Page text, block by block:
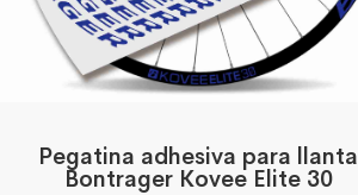
Pegatina adhesiva para llanta
Bontrager Kovee Elite 30